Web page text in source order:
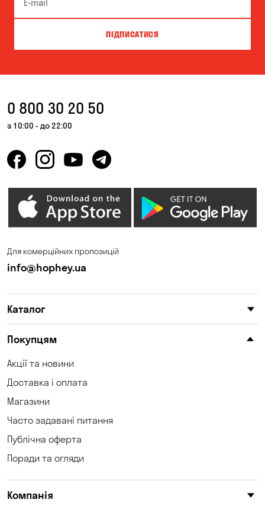
Вільна Терешківка Віта-Поштова
Кам'яні Потоки
Київ Клинці
Котівка
Крюківщина
Кушугум
Маламівка
Нова Знам'янка
Новопілля
ПІДПИСАТИСЯ
0 800 30 20 50
з 10:00 - до 22:00
Для комерційних пропозицій
info@hophey.ua
Каталог
Покупцям
Акції та новини
Доставка і оплата
Магазини
Часто задавані питання
Публічна оферта
Поради та огляди
Компанія